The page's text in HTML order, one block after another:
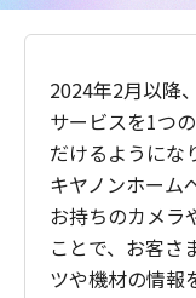
2024年2月以降
サービスを1つ
だけるようにな
キヤノンホーム
お持ちのカメラ
ことで、お客さ
ツや機材の情報